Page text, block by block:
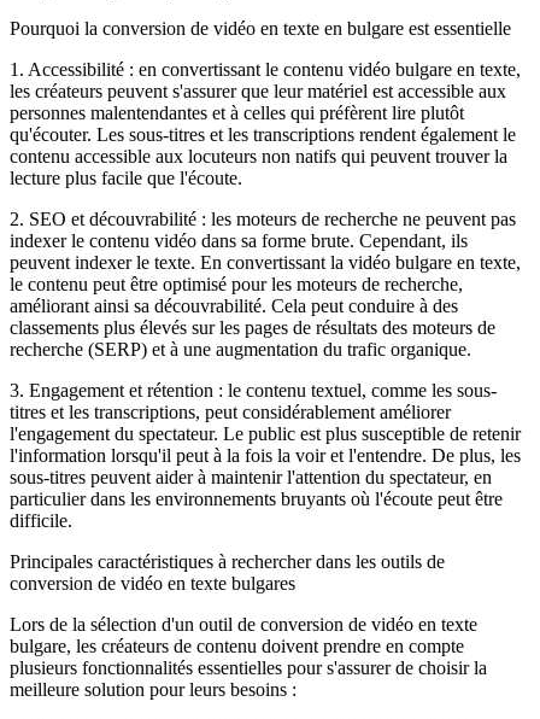
Transcription
TXT · DOCX · XLSX · Markdown
Pourquoi la conversion de vidéo en texte en bulgare est essentielle
1. Accessibilité : en convertissant le contenu vidéo bulgare en texte,
les créateurs peuvent s'assurer que leur matériel est accessible aux
personnes malentendantes et à celles qui préfèrent lire plutôt
qu'écouter. Les sous-titres et les transcriptions rendent également le
contenu accessible aux locuteurs non natifs qui peuvent trouver la
lecture plus facile que l'écoute.
2. SEO et découvrabilité : les moteurs de recherche ne peuvent pas
indexer le contenu vidéo dans sa forme brute. Cependant, ils
peuvent indexer le texte. En convertissant la vidéo bulgare en texte,
le contenu peut être optimisé pour les moteurs de recherche,
améliorant ainsi sa découvrabilité. Cela peut conduire à des
classements plus élevés sur les pages de résultats des moteurs de
recherche (SERP) et à une augmentation du trafic organique.
3. Engagement et rétention : le contenu textuel, comme les sous-
titres et les transcriptions, peut considérablement améliorer
l'engagement du spectateur. Le public est plus susceptible de retenir
l'information lorsqu'il peut à la fois la voir et l'entendre. De plus, les
sous-titres peuvent aider à maintenir l'attention du spectateur, en
particulier dans les environnements bruyants où l'écoute peut être
difficile.
Principales caractéristiques à rechercher dans les outils de
conversion de vidéo en texte bulgares
Lors de la sélection d'un outil de conversion de vidéo en texte
bulgare, les créateurs de contenu doivent prendre en compte
plusieurs fonctionnalités essentielles pour s'assurer de choisir la
meilleure solution pour leurs besoins :